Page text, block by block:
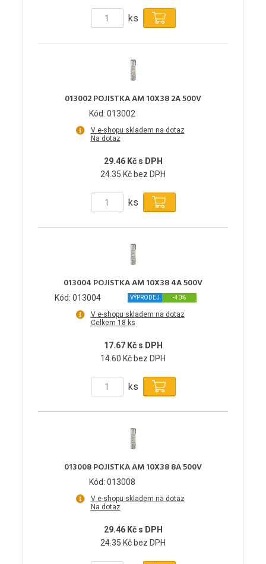
ks
013002 POJISTKA AM 10X38 2A 500V
Kód: 013002
V e-shopu skladem na dotaz
Na dotaz
29.46 Kč s DPH
24.35 Kč bez DPH
ks
013004 POJISTKA AM 10X38 4A 500V
Kód: 013004 VÝPRODEJ -40%
V e-shopu skladem na dotaz
Celkem 18 ks
17.67 Kč s DPH
14.60 Kč bez DPH
ks
013008 POJISTKA AM 10X38 8A 500V
Kód: 013008
V e-shopu skladem na dotaz
Na dotaz
29.46 Kč s DPH
24.35 Kč bez DPH